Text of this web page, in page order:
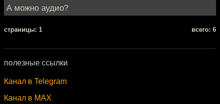
А можно аудио?
cтраницы: 1 всего: 6
полезные ссылки
Канал в Telegram
Канал в MAX